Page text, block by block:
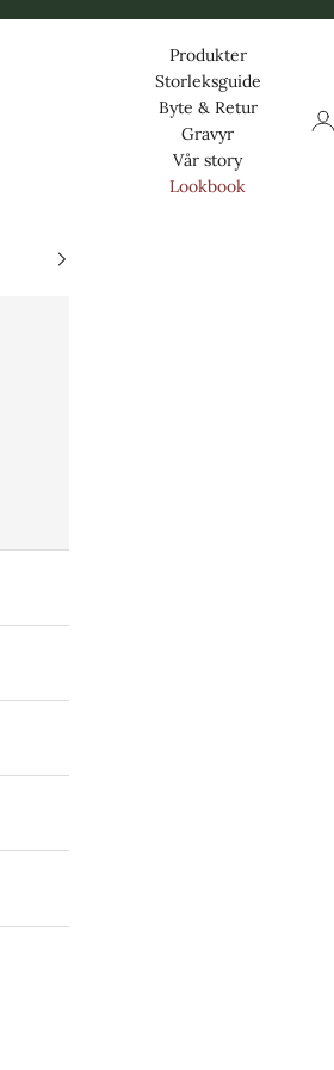
Produkter
Storleksguide
Byte & Retur
Gravyr
Vår story
Lookbook